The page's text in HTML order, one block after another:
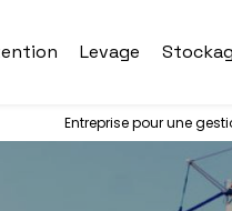
Levage
Entreprise pour une